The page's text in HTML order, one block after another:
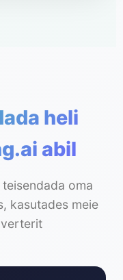
heli
abil
oma
kasutades meie